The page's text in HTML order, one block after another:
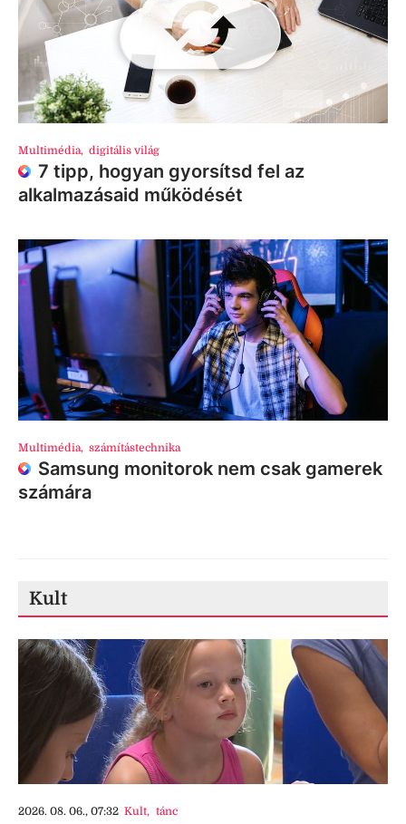
Multimédia, digitális világ
7 tipp, hogyan gyorsítsd fel az
alkalmazásaid működését
Multimédia, számítástechnika
Samsung monitorok nem csak gamerek
számára
Kult
2026. 08. 06., 07:32 Kult, tánc